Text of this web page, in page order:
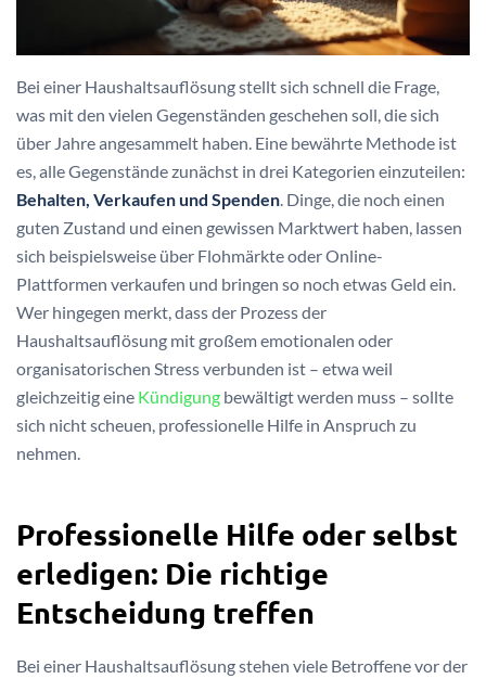
Bei einer Haushaltsauflösung stellt sich schnell die Frage,
was mit den vielen Gegenständen geschehen soll, die sich
über Jahre angesammelt haben. Eine bewährte Methode ist
es, alle Gegenstände zunächst in drei Kategorien einzuteilen:
Behalten, Verkaufen und Spenden . Dinge, die noch einen
guten Zustand und einen gewissen Marktwert haben, lassen
sich beispielsweise über Flohmärkte oder Online-
Plattformen verkaufen und bringen so noch etwas Geld ein.
Wer hingegen merkt, dass der Prozess der
Haushaltsauflösung mit großem emotionalen oder
organisatorischen Stress verbunden ist – etwa weil
gleichzeitig eine Kündigung bewältigt werden muss – sollte
sich nicht scheuen, professionelle Hilfe in Anspruch zu
nehmen.
Professionelle Hilfe oder selbst
erledigen: Die richtige
Entscheidung treffen
Bei einer Haushaltsauflösung stehen viele Betroffene vor der